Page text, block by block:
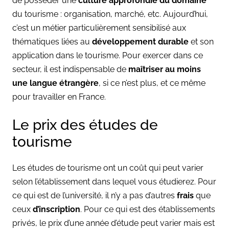
du tourisme : organisation, marché, etc. Aujourd’hui,
c’est un métier particulièrement sensibilisé aux
thématiques liées au développement durable et son
application dans le tourisme. Pour exercer dans ce
secteur, il est indispensable de maîtriser au moins
une langue étrangère, si ce n’est plus, et ce même
pour travailler en France.
Le prix des études de
tourisme
Les études de tourisme ont un coût qui peut varier
selon l’établissement dans lequel vous étudierez. Pour
ce qui est de l’université, il n’y a pas d’autres frais que
ceux d’inscription. Pour ce qui est des établissements
privés, le prix d’une année d’étude peut varier mais est